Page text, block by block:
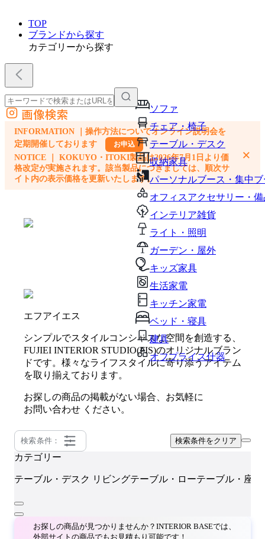
TOP
ブランドから探す
カテゴリーから探す
ソファ
チェア・椅子
テーブル・デスク
収納家具
パーソナルブース・集中
オフィスアクセサリー・備
インテリア雑貨
ライト・照明
ガーデン・屋外
キッズ家具
生活家電
キッチン家電
ベッド・寝具
建具
オフプライス什器
外部サイトの商品をカートに追加
他のサイトで見つけた商品ページのURLを貼り付けて、カートに追加できます
画像検索
INFORMATION ｜操作方法についてオンライン説明会を
定期開催しております
お申込
NOTICE ｜ KOKUYO・ITOKI製品は2026年7月1日より価
格改定が実施されます。該当製品につきましては、順次サ
イト内の表示価格を更新いたします。
×
エフアイエス
シンプルでスタイルコンシャスな空間を創造する、
FUJIEI INTERIOR STUDIO(FIS)のオリジナルブラン
ドです。様々なライフスタイルに寄り添うアイテム
を取り揃えております。
お探しの商品の掲載がない場合、お気軽に
お問い合わせ ください。
検索条件： 検索条件をクリア
カテゴリー
テーブル・デスク リビングテーブル・ローテーブル・座卓
お探しの商品が見つかりませんか？INTERIOR BASEでは、
外部サイトの商品でもお見積もり可能です！